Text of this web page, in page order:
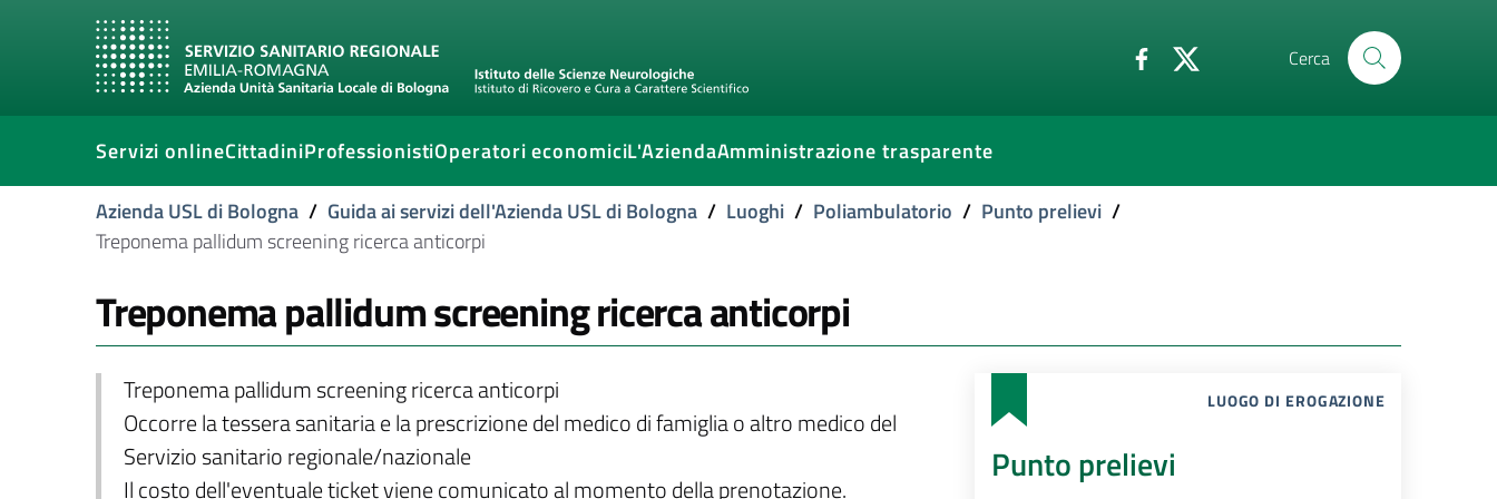
Cerca
Servizi onlineCittadiniProfessionistiOperatori economiciL'AziendaAmministrazione trasparente
Azienda USL di Bologna / Guida ai servizi dell'Azienda USL di Bologna / Luoghi / Poliambulatorio / Punto prelievi /
Treponema pallidum screening ricerca anticorpi
Treponema pallidum screening ricerca anticorpi
Treponema pallidum screening ricerca anticorpi
Occorre la tessera sanitaria e la prescrizione del medico di famiglia o altro medico del
Servizio sanitario regionale/nazionale
Il costo dell'eventuale ticket viene comunicato al momento della prenotazione.
LUOGO DI EROGAZIONE
Punto prelievi